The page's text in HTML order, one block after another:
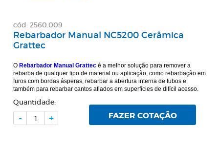
cód: 2560.009
Rebarbador Manual NC5200 Cerâmica
Grattec
O Rebarbador Manual Grattec é a melhor solução para remover a
rebarba de qualquer tipo de material ou aplicação, como rebarbação em
furos com bordas ásperas, rebarbar a abertura interna de tubos e
também para rebarbar cantos afiados em superfícies de difícil acesso.
Quantidade:
- + FAZER COTAÇÃO